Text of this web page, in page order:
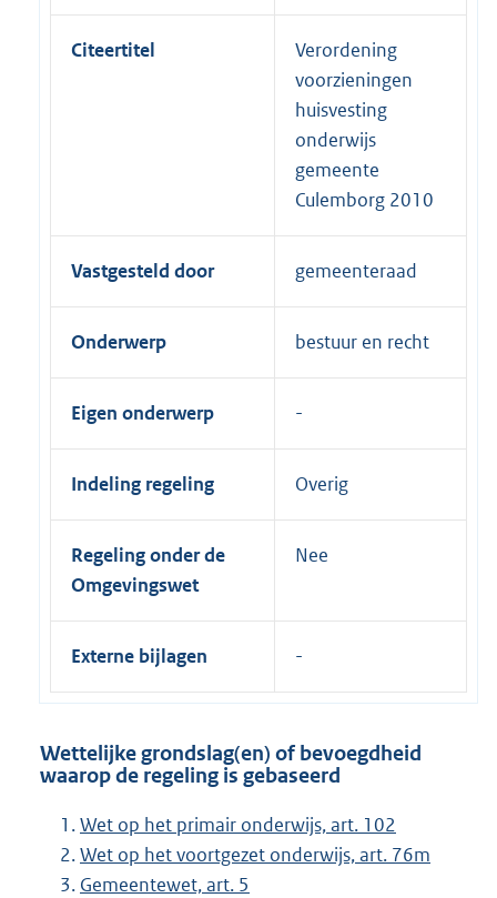
Citeertitel
Verordening
voorzieningen
huisvesting
onderwijs
gemeente
Culemborg 2010
Vastgesteld door gemeenteraad
Onderwerp bestuur en recht
Eigen onderwerp
Indeling regeling Overig
Regeling onder de
Omgevingswet
Nee
Externe bijlagen
Wettelijke grondslag(en) of bevoegdheid
waarop de regeling is gebaseerd
Wet op het primair onderwijs, art. 102
Wet op het voortgezet onderwijs, art. 76m
Gemeentewet, art. 5